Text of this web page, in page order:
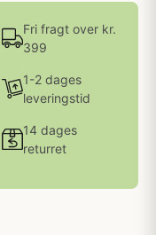
Fri fragt over kr.
399
1-2 dages
leveringstid
14 dages
returret